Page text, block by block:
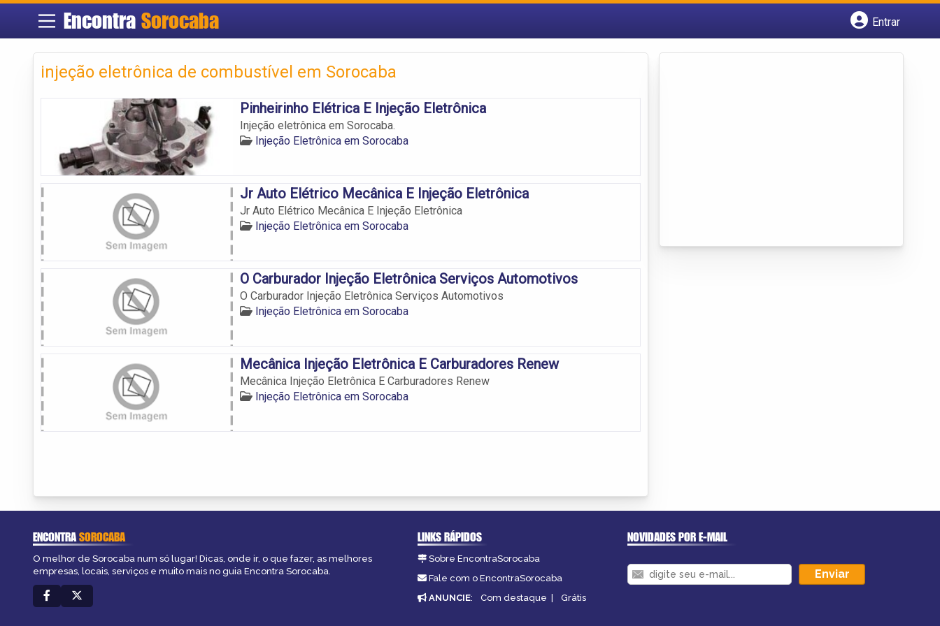
Encontra Sorocaba
Entrar
injeção eletrônica de combustível em Sorocaba
Pinheirinho Elétrica E Injeção Eletrônica
Injeção eletrônica em Sorocaba.
Injeção Eletrônica em Sorocaba
Jr Auto Elétrico Mecânica E Injeção Eletrônica
Jr Auto Elétrico Mecânica E Injeção Eletrônica
Injeção Eletrônica em Sorocaba
O Carburador Injeção Eletrônica Serviços Automotivos
O Carburador Injeção Eletrônica Serviços Automotivos
Injeção Eletrônica em Sorocaba
Mecânica Injeção Eletrônica E Carburadores Renew
Mecânica Injeção Eletrônica E Carburadores Renew
Injeção Eletrônica em Sorocaba
ENCONTRASOROCABA
O melhor de Sorocaba num só lugar! Dicas, onde ir, o que fazer, as melhores
empresas, locais, serviços e muito mais no guia Encontra Sorocaba.
LINKS RÁPIDOS
Sobre EncontraSorocaba
Fale com o EncontraSorocaba
ANUNCIE: Com destaque | Grátis
NOVIDADES POR E-MAIL